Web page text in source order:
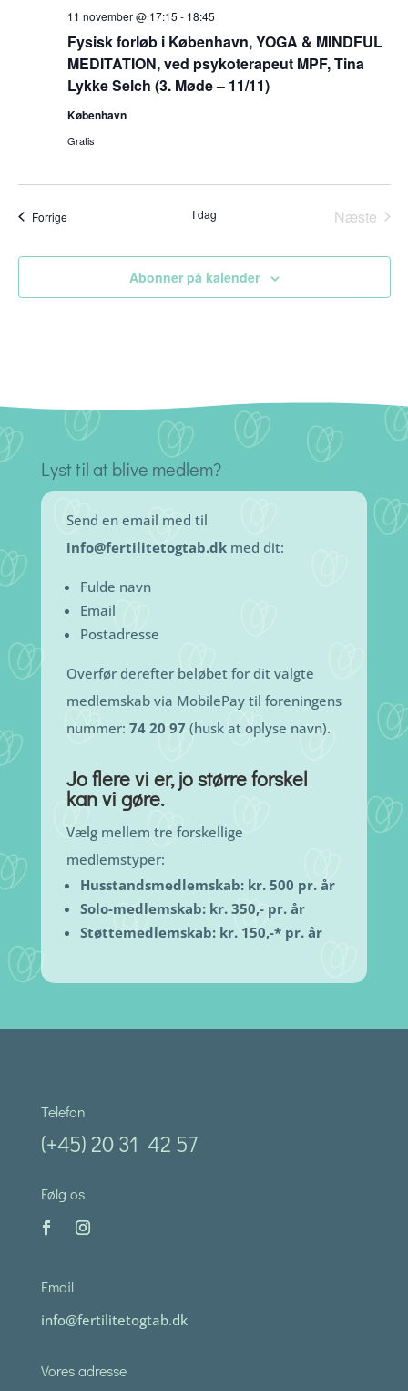
Fysisk forløb i København, YOGA & MINDFUL
MEDITATION, ved psykoterapeut MPF, Tina
Lykke Selch (3. Møde – 11/11)
11 november @ 17:15 - 18:45
København
Gratis
ForrigeBegivenheder I dag
Næste
Abonner på kalender
Lyst til at blive medlem?
Send en email med til
info@fertilitetogtab.dk med dit:
Fulde navn
Email
Postadresse
Overfør derefter beløbet for dit valgte
medlemskab via MobilePay til foreningens
nummer: 74 20 97 (husk at oplyse navn).
Jo flere vi er, jo større forskel
kan vi gøre.
Vælg mellem tre forskellige
medlemstyper:
Husstandsmedlemskab: kr. 500 pr. år
Solo-medlemskab: kr. 350,- pr. år
Støttemedlemskab: kr. 150,-* pr. år
Telefon
(+45) 20 31 42 57
Følg os
Email
info@fertilitetogtab.dk
Vores adresse